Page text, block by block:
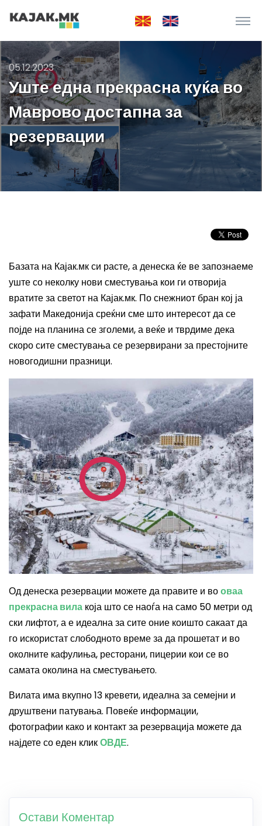
05.12.2023
Уште една прекрасна куќа во
Маврово достапна за
резервации
Базата на Кајак.мк си расте, а денеска ќе ве запознаеме
уште со неколку нови сместувања кои ги отворија
вратите за светот на Кајак.мк. По снежниот бран кој ја
зафати Македонија среќни сме што интересот да се
појде на планина се зголеми,а веќе и тврдиме дека
скоро сите сместувања се резервирани за престојните
новогодишни празници.
Од денеска резервации можете да правите и вооваа
прекрасна вила која што се наоѓа на само 50 метри од
ски лифтот, а е идеална за сите оние коишто сакаат да
го искористат слободното време за да прошетат и во
околните кафулиња, ресторани, пицерии кои се во
самата околина на сместувањето.
Вилата има вкупно 13 кревети, идеална за семејни и
друштвени патувања. Повеќе информации,
фотографии како и контакт за резервација можете да
најдете со еден кликОВДЕ.
Остави Коментар